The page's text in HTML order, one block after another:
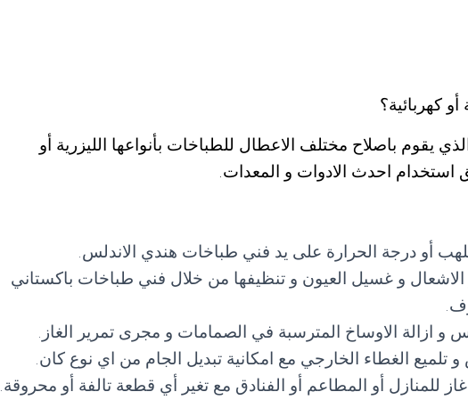
كهربائية؟
يقوم باصلاح مختلف الاعطال للطباخات بأنواعها الليزرية أو
استخدام احدث الادوات و المعدات.
أو درجة الحرارة على يد فني طباخات هندي الاندلس.
الاشعال و غسيل العيون و تنظيفها من خلال فني طباخات باكستاني
و ازالة الاوساخ المترسبة في الصمامات و مجرى تمرير الغاز.
الغطاء الخارجي مع امكانية تبديل الجام من اي نوع كان.
للمنازل أو المطاعم أو الفنادق مع تغير أي قطعة تالفة أو محروقة.